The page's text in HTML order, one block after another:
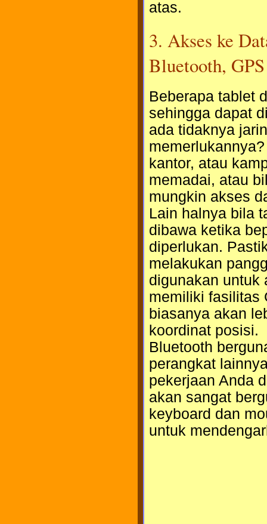
atas.
3. Akses ke
Bluetooth, GPS
Beberapa tablet
sehingga dapat
ada tidaknya
kantor, atau
memadai, atau
mungkin akses
Lain halnya bila
dibawa ketika
diperlukan.
melakukan
digunakan untuk
memiliki fasilitas
biasanya akan
koordinat posisi.
Bluetooth
perangkat
pekerjaan Anda
akan sangat
keyboard dan
untuk